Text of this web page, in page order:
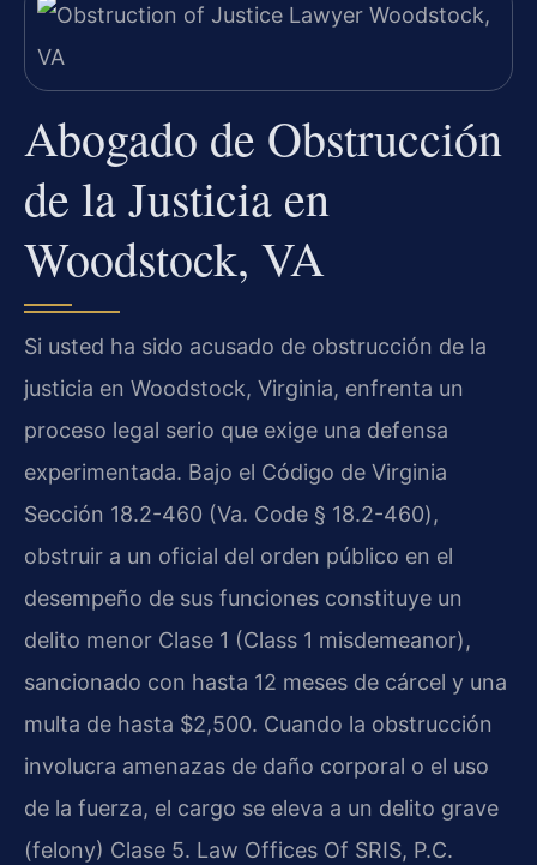
Abogado de Obstrucción
de la Justicia en
Woodstock, VA
Si usted ha sido acusado de obstrucción de la
justicia en Woodstock, Virginia, enfrenta un
proceso legal serio que exige una defensa
experimentada. Bajo el Código de Virginia
Sección 18.2-460 (Va. Code § 18.2-460),
obstruir a un oficial del orden público en el
desempeño de sus funciones constituye un
delito menor Clase 1 (Class 1 misdemeanor),
sancionado con hasta 12 meses de cárcel y una
multa de hasta $2,500. Cuando la obstrucción
involucra amenazas de daño corporal o el uso
de la fuerza, el cargo se eleva a un delito grave
(felony) Clase 5. Law Offices Of SRIS, P.C.